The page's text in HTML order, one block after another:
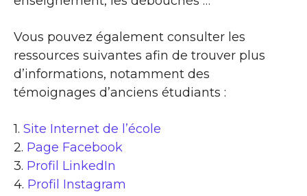
Vous pouvez également consulter les
ressources suivantes afin de trouver plus
d’informations, notamment des
témoignages d’anciens étudiants :
1. Site Internet de l’école
2. Page Facebook
3. Profil LinkedIn
4. Profil Instagram